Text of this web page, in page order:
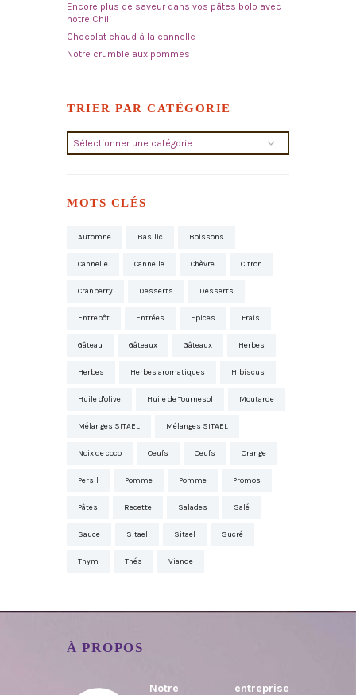
Encore plus de saveur dans vos pâtes bolo avec
notre Chili
Chocolat chaud à la cannelle
Notre crumble aux pommes
TRIER PAR CATÉGORIE
Trier
par
MOTS CLÉS
Automne Basilic Boissons
Cannelle Cannelle Chèvre Citron
Cranberry Desserts Desserts
Entrepôt Entrées Epices Frais
Gâteau Gâteaux Gâteaux Herbes
Herbes Herbes aromatiques Hibiscus
Huile d'olive Huile de Tournesol Moutarde
Mélanges SITAEL Mélanges SITAEL
Noix de coco Oeufs Oeufs Orange
Persil Pomme Pomme Promos
Pâtes Recette Salades Salé
Sauce Sitael Sitael Sucré
Thym Thés Viande
À PROPOS
Notre entreprise